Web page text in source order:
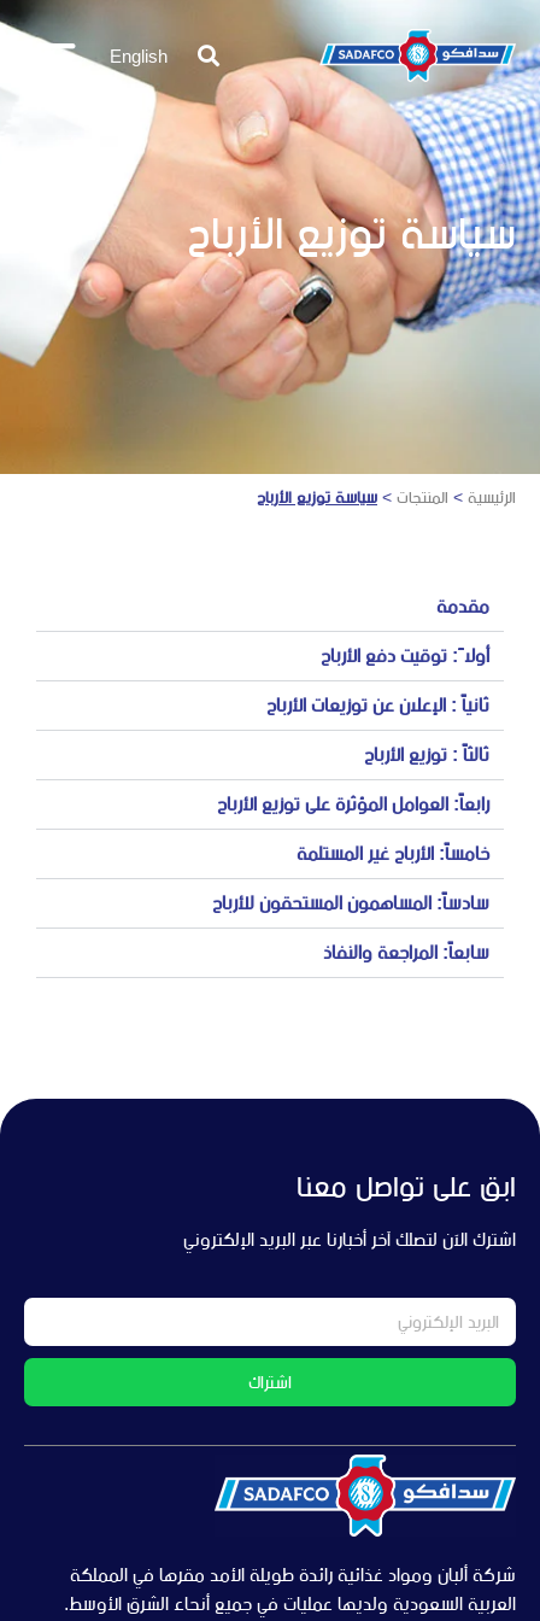
English
سياسة توزيع الأرباح
الرئيسية > المنتجات > سياسة توزيع الأرباح
مقدمة
أولاً: توقيت دفع الأرباح
ثانياً : الإعلان عن توزيعات الأرباح
ثالثاً : توزيع الأرباح
رابعاً: العوامل المؤثرة على توزيع الأرباح
خامساً: الأرباح غير المستلمة
سادساً: المساهمون المستحقون للأرباح
سابعاً: المراجعة والنفاذ
ابق على تواصل معنا
اشترك الآن لتصلك آخر أخبارنا عبر البريد الإلكتروني
اشتراك
شركة ألبان ومواد غذائية رائدة طويلة الأمد مقرها في المملكة
العربية السعودية ولديها عمليات في جميع أنحاء الشرق الأوسط.